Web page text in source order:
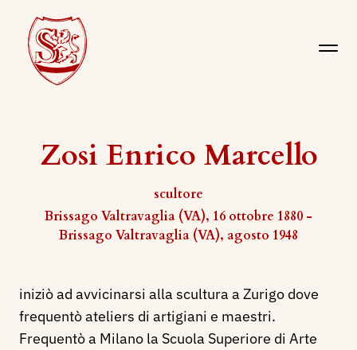
Zosi Enrico Marcello
scultore
Brissago Valtravaglia (VA), 16 ottobre 1880 -
Brissago Valtravaglia (VA), agosto 1948
iniziò ad avvicinarsi alla scultura a Zurigo dove
frequentò ateliers di artigiani e maestri.
Frequentò a Milano la Scuola Superiore di Arte